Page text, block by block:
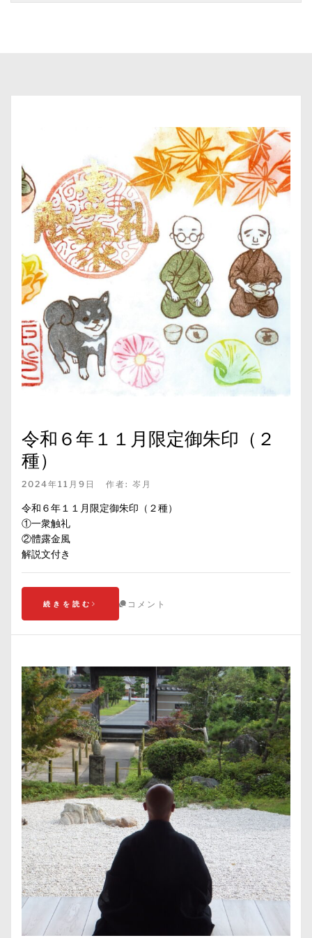
令和６年１１月限定御朱印（２
種）
2024年11月9日 作者: 岑月
令和６年１１月限定御朱印（２種）
①一衆触礼
②體露金風
解説文付き
続きを読む コメント